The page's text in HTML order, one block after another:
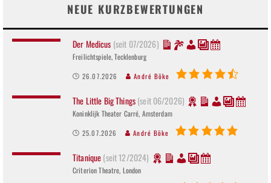
NEUE KURZBEWERTUNGEN
Der Medicus (seit 07/2026)
Freilichtspiele, Tecklenburg
26.07.2026 André Böke
The Little Big Things(seit 06/2026)
Koninklijk Theater Carré, Amsterdam
25.07.2026 André Böke
Titanique(seit 12/2024)
Criterion Theatre, London